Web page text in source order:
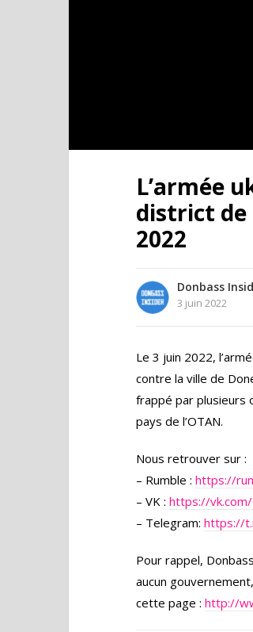
L’armée
district de
2022
Donbass
3 juin 2022
Le 3 juin 2022,
contre la ville de
frappé par plusieurs
pays de l’OTAN.
Nous retrouver sur :
– Rumble : https://
– VK : https://
– Telegram: https://
Pour rappel,
aucun
cette page : http://